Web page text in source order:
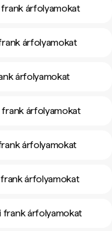
árfolyamokat
árfolyamokat
árfolyamokat
frank árfolyamokat
árfolyamokat
árfolyamokat
frank árfolyamokat